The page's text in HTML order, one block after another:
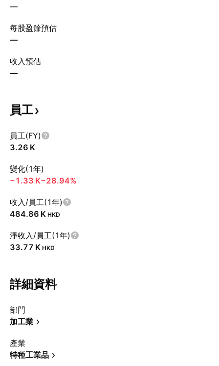
—
每股盈餘預估
—
收入預估
—
員工
員工(FY)
‪3.26 K‬
變化(1年)
‪−1.33 K‬−28.94%
收入/員工(1年)
‪484.86 K‬ HKD
淨收入/員工(1年)
‪33.77 K‬ HKD
詳細資料
部門
加工業
產業
特種工業品